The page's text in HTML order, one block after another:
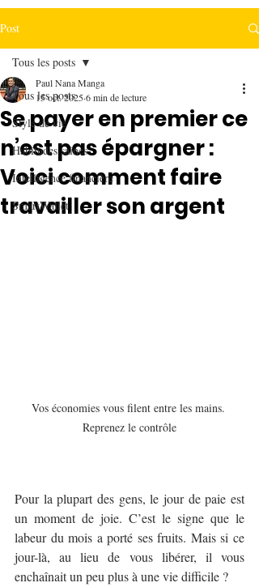
Post
Tous les posts
Style de vie
Habitudes saines
Intelligence financière
SmartWallet
Tous les posts
Se payer en premier ce
n’est pas épargner :
Voici comment faire
travailler son argent
Paul Nana Manga
15 oct. 20256 min de lecture
Vos économies vous filent entre les mains.
Reprenez le contrôle
Pour la plupart des gens, le jour de paie est
un moment de joie. C’est le signe que le
labeur du mois a porté ses fruits. Mais si ce
jour-là, au lieu de vous libérer, il vous
enchaînait un peu plus à une vie difficile ?